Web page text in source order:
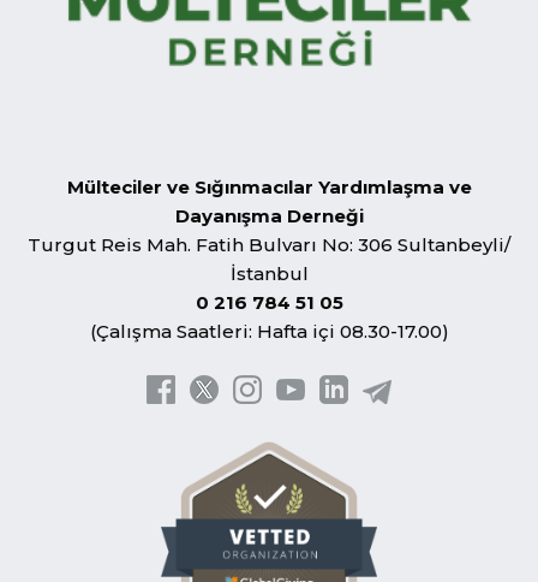
Mülteciler ve Sığınmacılar Yardımlaşma ve
Dayanışma Derneği
Turgut Reis Mah. Fatih Bulvarı No: 306 Sultanbeyli/
İstanbul
0 216 784 51 05
(Çalışma Saatleri: Hafta içi 08.30-17.00)